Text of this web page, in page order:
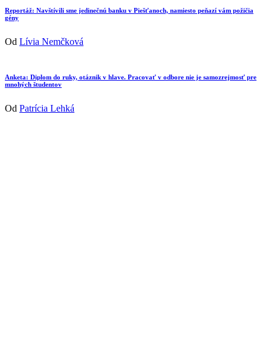
Reportáž: Navštívili sme jedinečnú banku v Piešťanoch, namiesto peňazí vám požičia
gény
Od Lívia Nemčková
Anketa: Diplom do ruky, otáznik v hlave. Pracovať v odbore nie je samozrejmosť pre
mnohých študentov
Od Patrícia Lehká